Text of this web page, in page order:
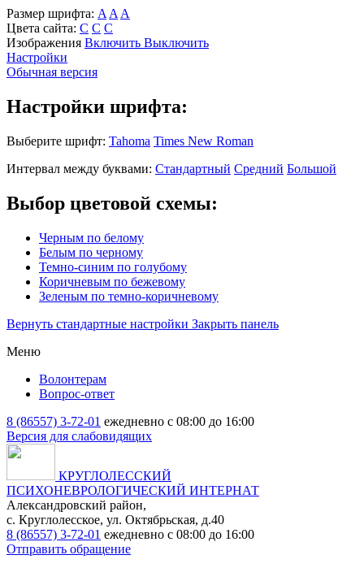
Размер шрифта: A A A
Цвета сайта: С С С
Изображения Включить Выключить
Настройки
Обычная версия
Настройки шрифта:
Выберите шрифт: Tahoma Times New Roman
Интервал между буквами: Стандартный Средний Большой
Выбор цветовой схемы:
Черным по белому
Белым по черному
Темно-синим по голубому
Коричневым по бежевому
Зеленым по темно-коричневому
Вернуть стандартные настройки Закрыть панель
Меню
Волонтерам
Вопрос-ответ
8 (86557) 3-72-01 ежедневно с 08:00 до 16:00
Версия для слабовидящих
КРУГЛОЛЕССКИЙ
ПСИХОНЕВРОЛОГИЧЕСКИЙ ИНТЕРНАТ
Александровский район,
с. Круглолесское, ул. Октябрьская, д.40
8 (86557) 3-72-01 ежедневно с 08:00 до 16:00
Отправить обращение